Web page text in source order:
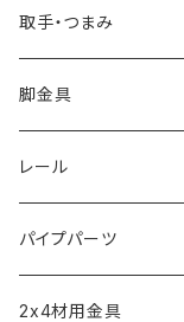
ビス留め
取手・つまみ
取手
つまみ
脚金具
アジャスター
短めな脚金具
レール
モール
引き戸レール
パイプパーツ
パイプクランパー
2x4材用金具